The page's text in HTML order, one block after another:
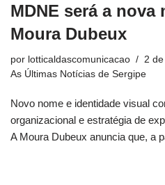
MDNE será a
Moura Dubeux
por lotticaldascomunicacao
2
As Últimas Notícias de Sergipe
Novo nome e identidade visual
organizacional e estratégia de
A Moura Dubeux anuncia que, a